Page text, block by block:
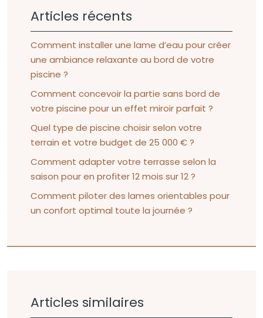
Articles récents
Comment installer une lame d’eau pour créer
une ambiance relaxante au bord de votre
piscine ?
Comment concevoir la partie sans bord de
votre piscine pour un effet miroir parfait ?
Quel type de piscine choisir selon votre
terrain et votre budget de 25 000 € ?
Comment adapter votre terrasse selon la
saison pour en profiter 12 mois sur 12 ?
Comment piloter des lames orientables pour
un confort optimal toute la journée ?
Articles similaires